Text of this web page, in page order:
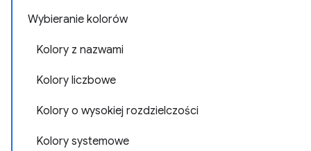
Wybieranie kolorów
Kolory z nazwami
Kolory liczbowe
Kolory o wysokiej rozdzielczości
Kolory systemowe